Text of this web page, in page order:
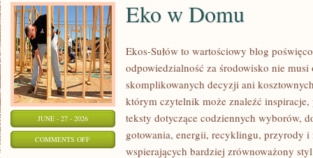
JUNE - 27 - 2026
COMMENTS OFFON
Eko w Domu
Ekos-Sułów to wartościowy blog
odpowiedzialność za środowisko nie
skomplikowanych decyzji ani
którym czytelnik może znaleźć inspiracje,
teksty dotyczące codziennych wyborów,
gotowania, energii, recyklingu, przyrody i
wspierających bardziej zrównoważony styl